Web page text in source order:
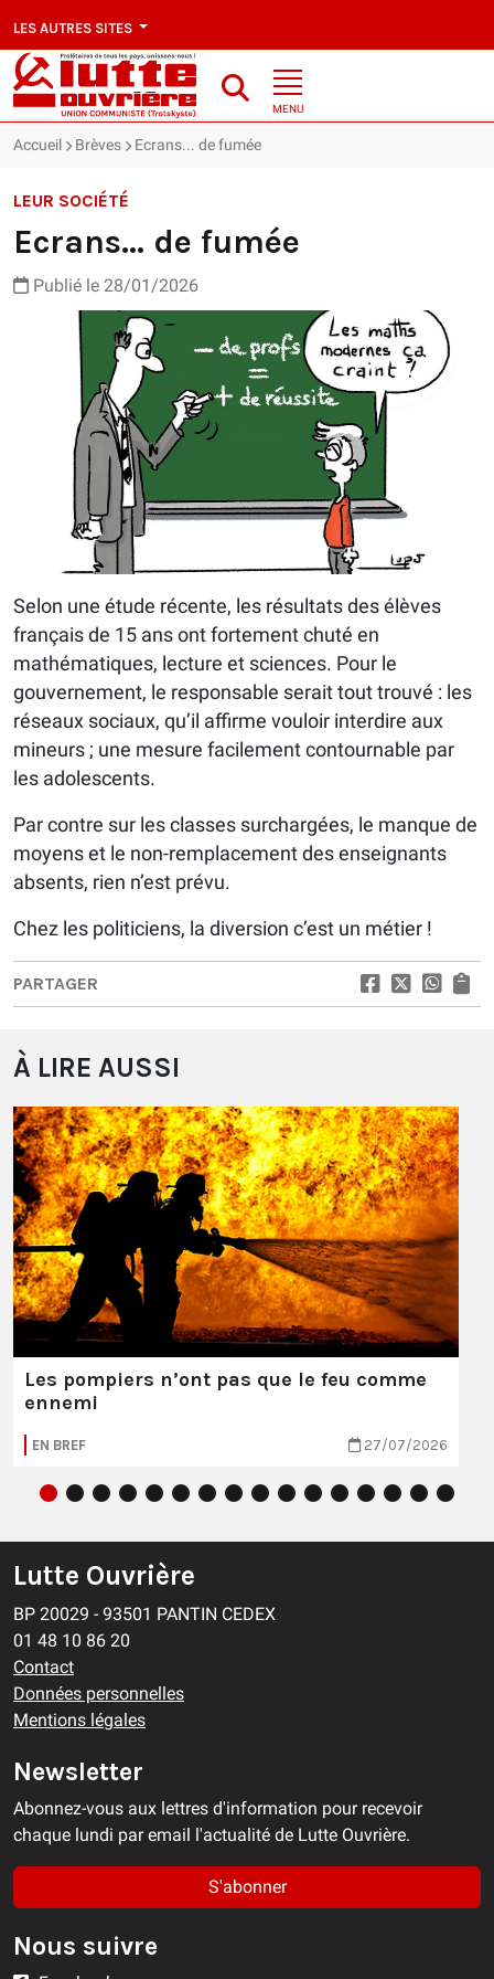
LES AUTRES SITES
MENU
Accueil Brèves Ecrans... de fumée
LEUR SOCIÉTÉ
Ecrans... de fumée
Publié le 28/01/2026
Selon une étude récente, les résultats des élèves
français de 15 ans ont fortement chuté en
mathématiques, lecture et sciences. Pour le
gouvernement, le responsable serait tout trouvé : les
réseaux sociaux, qu’il affirme vouloir interdire aux
mineurs ; une mesure facilement contournable par
les adolescents.
Par contre sur les classes surchargées, le manque de
moyens et le non-remplacement des enseignants
absents, rien n’est prévu.
Chez les politiciens, la diversion c’est un métier !
PARTAGER
À LIRE AUSSI
Les pompiers n’ont pas que le feu comme
ennemi
EN BREF 27/07/2026
Lutte Ouvrière
BP 20029 - 93501 PANTIN CEDEX
01 48 10 86 20
Contact
Données personnelles
Mentions légales
Newsletter
Abonnez-vous aux lettres d'information pour recevoir
chaque lundi par email l'actualité de Lutte Ouvrière.
S'abonner
Nous suivre